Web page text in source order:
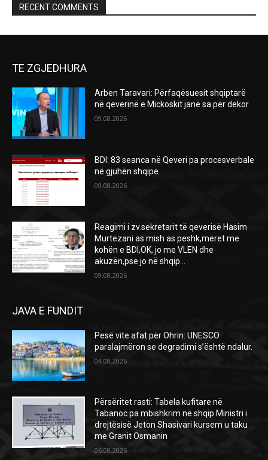
RECENT COMMENTS
TE ZGJEDHURA
Arben Taravari: Përfaqësuesit shqiptarë
në qeverinë e Mickoskit janë sa për dekor
09.08.2026
BDI: 83 seanca në Qeveri pa procesverbale
në gjuhën shqipe
09.08.2026
Reagimi i zv.sekretarit të qeverisë Hasim
Murtezani as mish as peshk,meret me
kohën e BDI,OK, jo me VLEN dhe
akuzën,pse jo në shqip...
09.08.2026
JAVA E FUNDIT
Pesë vite afat për Ohrin: UNESCO
paralajmëron se degradimi s’është ndalur.
04.08.2026
Përsëritet rasti: Tabela kufitare në
Tabanoc pa mbishkrim në shqip.Ministri i
drejtësisë Jeton Shasivari kursem u taku
me Granit Osmanin
06.08.2026